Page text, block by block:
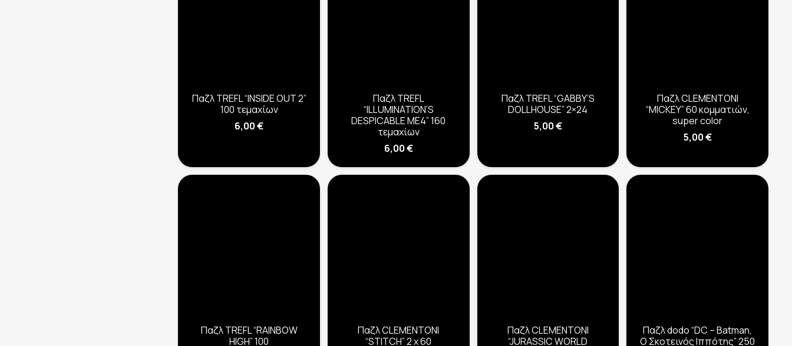
Παζλ TREFL “INSIDE OUT 2”
100 τεμαχίων
6,00€
Παζλ TREFL
“ILLUMINATION’S
DESPICABLE ME4” 160
τεμαχίων
6,00€
Παζλ TREFL “GABBY’S
DOLLHOUSE” 2×24
5,00€
Παζλ CLEMENTONI
“MICKEY” 60 κομματιών,
super color
5,00€
Παζλ TREFL “RAINBOW
HIGH” 100
Παζλ CLEMENTONI
“STITCH” 2 x 60
Παζλ CLEMENTONI
“JURASSIC WORLD
Παζλ dodo “DC – Batman,
Ο Σκοτεινός Ιππότης” 250